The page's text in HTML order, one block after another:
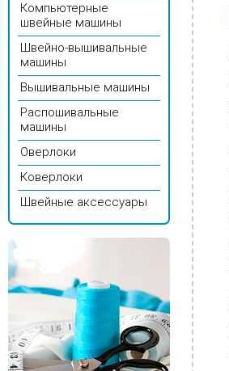
Компьютерные
швейные машины
Швейно-вышивальные
машины
Вышивальные машины
Распошивальные
машины
Оверлоки
Коверлоки
Швейные аксессуары